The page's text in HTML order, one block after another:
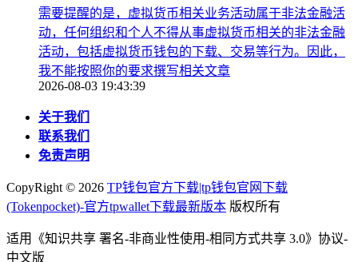
需要提醒的是，虚拟货币相关业务活动属于非法金融活
动，任何组织和个人不得从事虚拟货币相关的非法金融
活动，包括虚拟货币钱包的下载、交易等行为。因此，
我不能按照你的要求撰写相关文章
2026-08-03 19:43:39
关于我们
联系我们
免责声明
CopyRight © 2026 TP钱包官方下载|tp钱包官网下载
(Tokenpocket)-官方tpwallet下载最新版本 版权所有
适用《知识共享 署名-非商业性使用-相同方式共享 3.0》协议-
中文版